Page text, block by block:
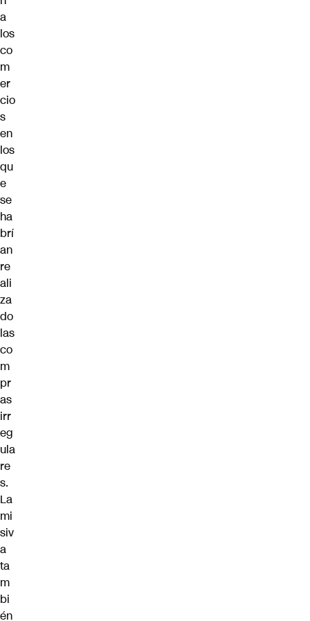
a
los
co
m
er
cio
s
en
los
qu
e
se
ha
brí
an
re
ali
za
do
las
co
m
pr
as
irr
eg
ula
re
s.
La
mi
siv
a
ta
m
bi
én